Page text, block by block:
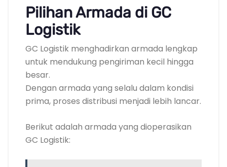
Pilihan Armada di GC
Logistik
GC Logistik menghadirkan armada lengkap
untuk mendukung pengiriman kecil hingga
besar.
Dengan armada yang selalu dalam kondisi
prima, proses distribusi menjadi lebih lancar.
Berikut adalah armada yang dioperasikan
GC Logistik: